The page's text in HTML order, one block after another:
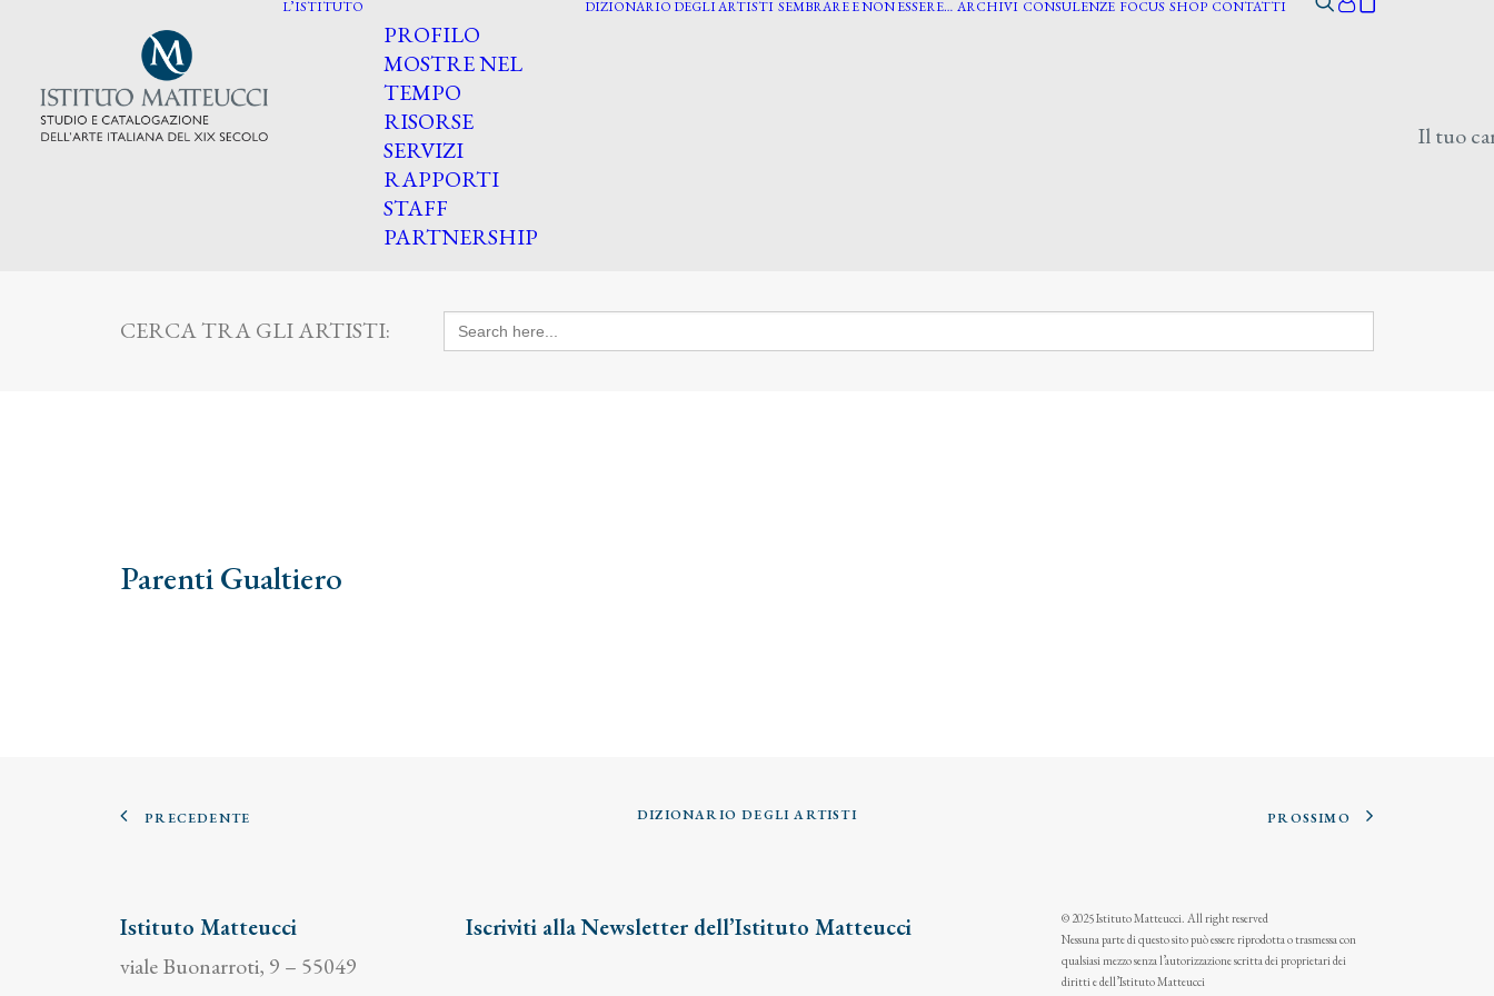
L’ISTITUTO
PROFILO
MOSTRE NEL
TEMPO
RISORSE
SERVIZI
RAPPORTI
STAFF
PARTNERSHIP
DIZIONARIO DEGLI ARTISTI SEMBRARE E NON ESSERE… ARCHIVI CONSULENZE FOCUS SHOP CONTATTI
Il tuo
CERCA TRA GLI ARTISTI: Search
for:
Parenti Gualtiero
PRECEDENTE DIZIONARIO DEGLI ARTISTI PROSSIMO
Istituto Matteucci
viale Buonarroti, 9 – 55049
Iscriviti alla Newsletter dell’Istituto Matteucci
© 2025 Istituto Matteucci. All right reserved
Nessuna parte di questo sito può essere riprodotta o trasmessa con
qualsiasi mezzo senza l’autorizzazione scritta dei proprietari dei
diritti e dell’Istituto Matteucci